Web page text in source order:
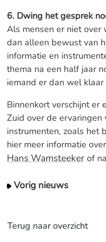
6. Dwing het gesprek
Als mensen er niet over
dan alleen bewust van
informatie en
thema na een half jaar
iemand er dan wel klaar
Binnenkort verschijnt er
Zuid over de ervaringen
instrumenten, zoals het
hier meer informatie
Hans Wamsteekerof
Vorig nieuws
Terug naar overzicht